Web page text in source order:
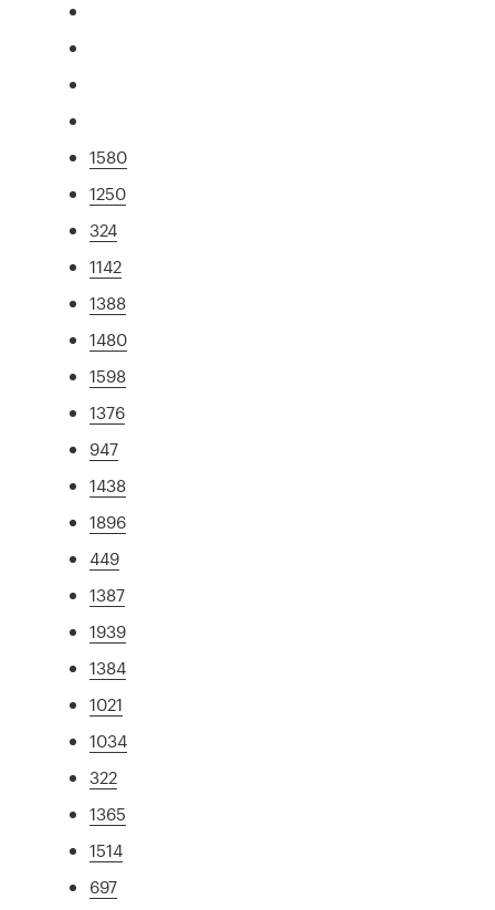
1580
1250
324
1142
1388
1480
1598
1376
947
1438
1896
449
1387
1939
1384
1021
1034
322
1365
1514
697